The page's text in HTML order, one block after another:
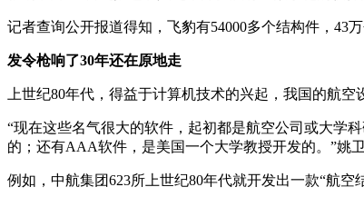
记者查询公开报道得知，飞豹有54000多个结构件，43
发令枪响了30年还在原地走
上世纪80年代，得益于计算机技术的兴起，我国的航空
“现在这些名气很大的软件，起初都是航空公司或大学
的；还有AAA软件，是美国一个大学教授开发的。”姚
例如，中航集团623所上世纪80年代就开发出一款“航